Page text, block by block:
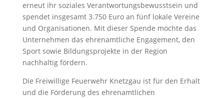
erneut ihr soziales Verantwortungsbewusstsein und
spendet insgesamt 3.750 Euro an fünf lokale Vereine
und Organisationen. Mit dieser Spende möchte das
Unternehmen das ehrenamtliche Engagement, den
Sport sowie Bildungsprojekte in der Region
nachhaltig fördern.
Die Freiwillige Feuerwehr Knetzgau ist für den Erhalt
und die Förderung des ehrenamtlichen